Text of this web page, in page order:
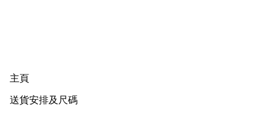
主頁
送貨安排及尺碼